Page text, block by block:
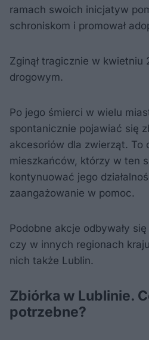
ramach swoich inicjatyw
schroniskom i promował
Zginął tragicznie w
drogowym.
Po jego śmierci w wielu
spontanicznie pojawiać się
akcesoriów dla zwierząt. To
mieszkańców, którzy w ten
kontynuować jego
zaangażowanie w pomoc.
Podobne akcje odbywały
czy w innych regionach
nich także Lublin.
Zbiórka w Lublinie.
potrzebne?